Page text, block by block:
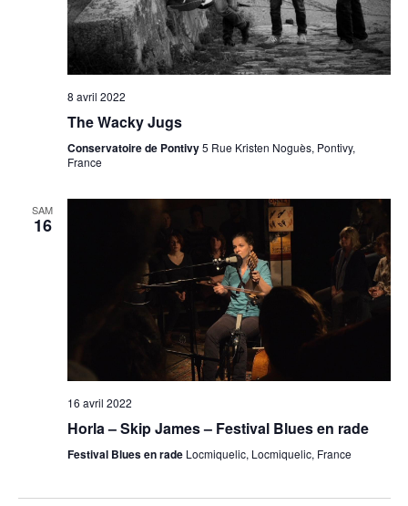
8 avril 2022
The Wacky Jugs
Conservatoire de Pontivy5 Rue Kristen Noguès, Pontivy,
France
SAM
16
16 avril 2022
Horla – Skip James – Festival Blues en rade
Festival Blues en rade Locmiquelic, Locmiquelic, France